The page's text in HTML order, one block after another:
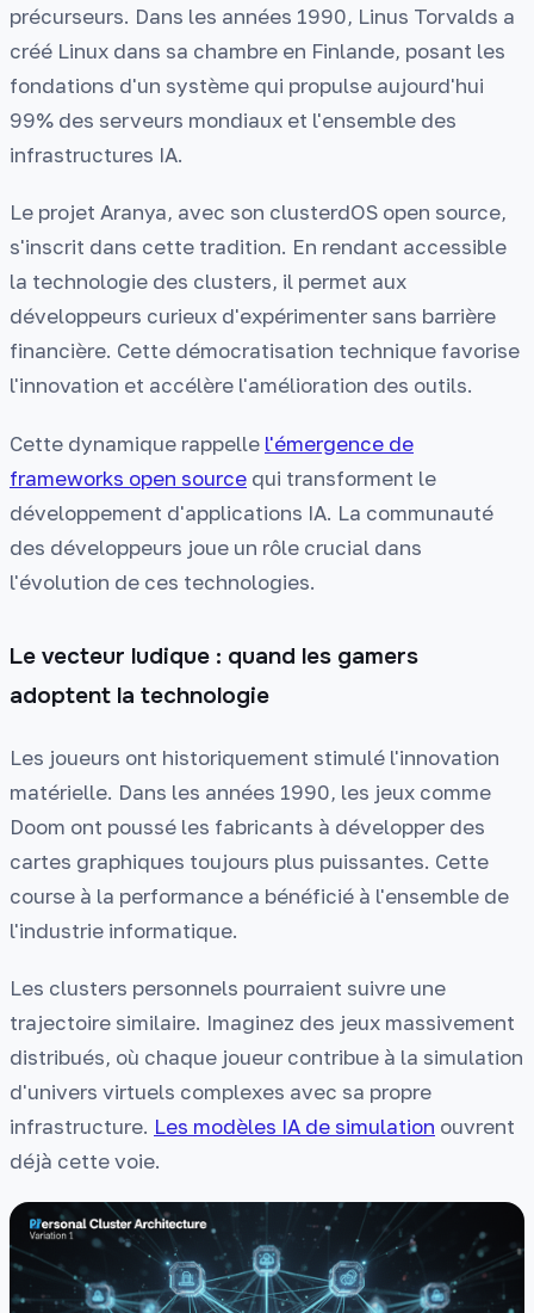
précurseurs. Dans les années 1990, Linus Torvalds a
créé Linux dans sa chambre en Finlande, posant les
fondations d'un système qui propulse aujourd'hui
99% des serveurs mondiaux et l'ensemble des
infrastructures IA.
Le projet Aranya, avec son clusterdOS open source,
s'inscrit dans cette tradition. En rendant accessible
la technologie des clusters, il permet aux
développeurs curieux d'expérimenter sans barrière
financière. Cette démocratisation technique favorise
l'innovation et accélère l'amélioration des outils.
Cette dynamique rappelle l'émergence de
frameworks open source qui transforment le
développement d'applications IA. La communauté
des développeurs joue un rôle crucial dans
l'évolution de ces technologies.
Le vecteur ludique : quand les gamers
adoptent la technologie
Les joueurs ont historiquement stimulé l'innovation
matérielle. Dans les années 1990, les jeux comme
Doom ont poussé les fabricants à développer des
cartes graphiques toujours plus puissantes. Cette
course à la performance a bénéficié à l'ensemble de
l'industrie informatique.
Les clusters personnels pourraient suivre une
trajectoire similaire. Imaginez des jeux massivement
distribués, où chaque joueur contribue à la simulation
d'univers virtuels complexes avec sa propre
infrastructure. Les modèles IA de simulation ouvrent
déjà cette voie.